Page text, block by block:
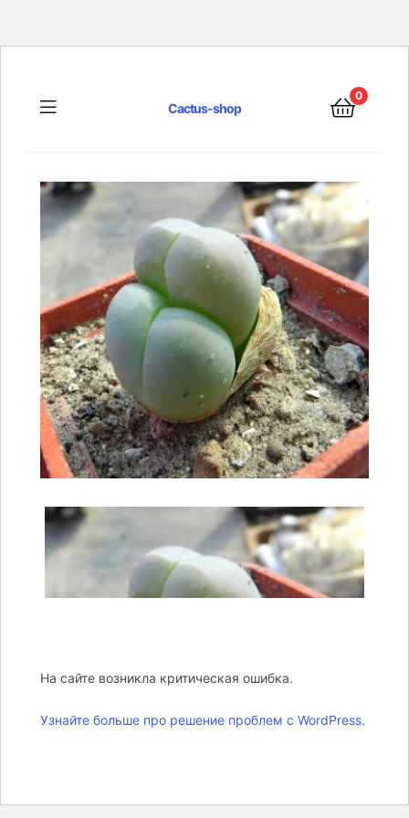
Cactus-shop
0
Menu
На сайте возникла критическая ошибка.
Узнайте больше про решение проблем с WordPress.